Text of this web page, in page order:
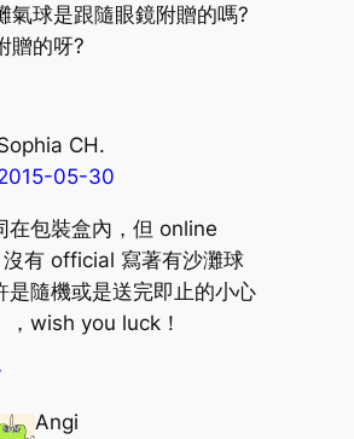
氣球是跟隨眼鏡附贈的嗎?
贈的呀?
CH.
05-30
在包裝盒內，但 online
有 official 寫著有沙灘球
是隨機或是送完即止的小心
，wish you luck！
Angi